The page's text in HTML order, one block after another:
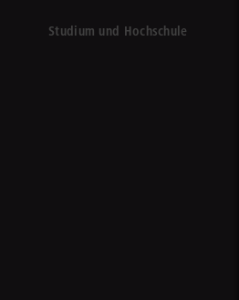
Studium und Hochschule